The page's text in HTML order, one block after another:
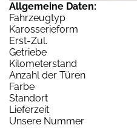
Allgemeine Daten:
Fahrzeugtyp
Karosserieform
Erst-Zul.
Getriebe
Kilometerstand
Anzahl der Türen
Farbe
Standort
Lieferzeit
Unsere Nummer